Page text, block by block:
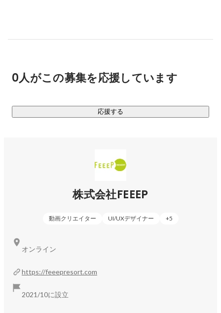
0人がこの募集を応援しています
応援する
株式会社FEEEP
動画クリエイター UI/UXデザイナー +5
https://feeepresort.com
2021/10に設立
オンライン